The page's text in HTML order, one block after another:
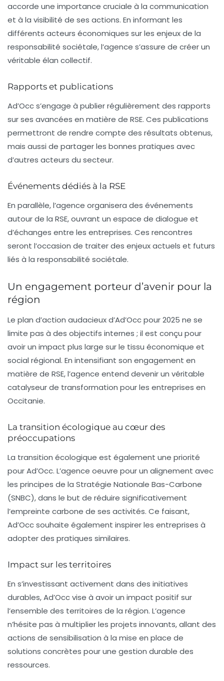
accorde une importance cruciale à la communication
et à la visibilité de ses actions. En informant les
différents acteurs économiques sur les enjeux de la
responsabilité sociétale, l’agence s’assure de créer un
véritable élan collectif.
Rapports et publications
Ad’Occ s’engage à publier régulièrement des rapports
sur ses avancées en matière de RSE. Ces publications
permettront de rendre compte des résultats obtenus,
mais aussi de partager les bonnes pratiques avec
d’autres acteurs du secteur.
Événements dédiés à la RSE
En parallèle, l’agence organisera des événements
autour de la RSE, ouvrant un espace de dialogue et
d’échanges entre les entreprises. Ces rencontres
seront l’occasion de traiter des enjeux actuels et futurs
liés à la responsabilité sociétale.
Un engagement porteur d’avenir pour la
région
Le plan d’action audacieux d’Ad’Occ pour 2025 ne se
limite pas à des objectifs internes ; il est conçu pour
avoir un impact plus large sur le tissu économique et
social régional. En intensifiant son engagement en
matière de RSE, l’agence entend devenir un véritable
catalyseurde transformation pour les entreprises en
Occitanie.
La transition écologique au cœur des
préoccupations
La transition écologique est également une priorité
pour Ad’Occ. L’agence oeuvre pour un alignement avec
les principes de la Stratégie Nationale Bas-Carbone
(SNBC), dans le but de réduire significativement
l’empreinte carbone de ses activités. Ce faisant,
Ad’Occ souhaite également inspirer les entreprises à
adopter des pratiques similaires.
Impact sur les territoires
En s’investissant activement dans des initiatives
durables, Ad’Occ vise à avoir un impact positif sur
l’ensemble des territoires de la région. L’agence
n’hésite pas à multiplier les projets innovants, allant des
actions de sensibilisation à la mise en place de
solutions concrètes pour une gestion durable des
ressources.